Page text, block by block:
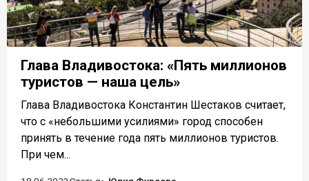
Глава Владивостока: «Пять миллионов
туристов — наша цель»
Глава Владивостока Константин Шестаков считает,
что с «небольшими усилиями» город способен
принять в течение года пять миллионов туристов.
При чем...